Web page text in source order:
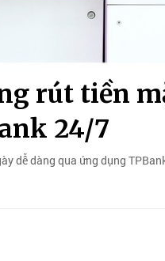
rút tiền
24/7
dễ dàng qua ứng dụng